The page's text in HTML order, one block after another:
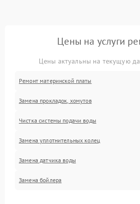
Цены на услуги
Цены актуальны на текущую
Ремонт материнской платы
Замена прокладок, хомутов
Чистка системы подачи воды
Замена уплотнительных колец
Замена датчика воды
Замена бойлера